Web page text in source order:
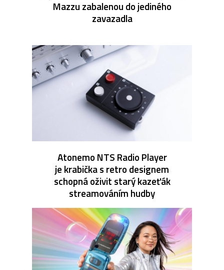
Mazzu zabalenou do jediného
zavazadla
Atonemo NTS Radio Player
je krabička s retro designem
schopná oživit starý kazeťák
streamováním hudby